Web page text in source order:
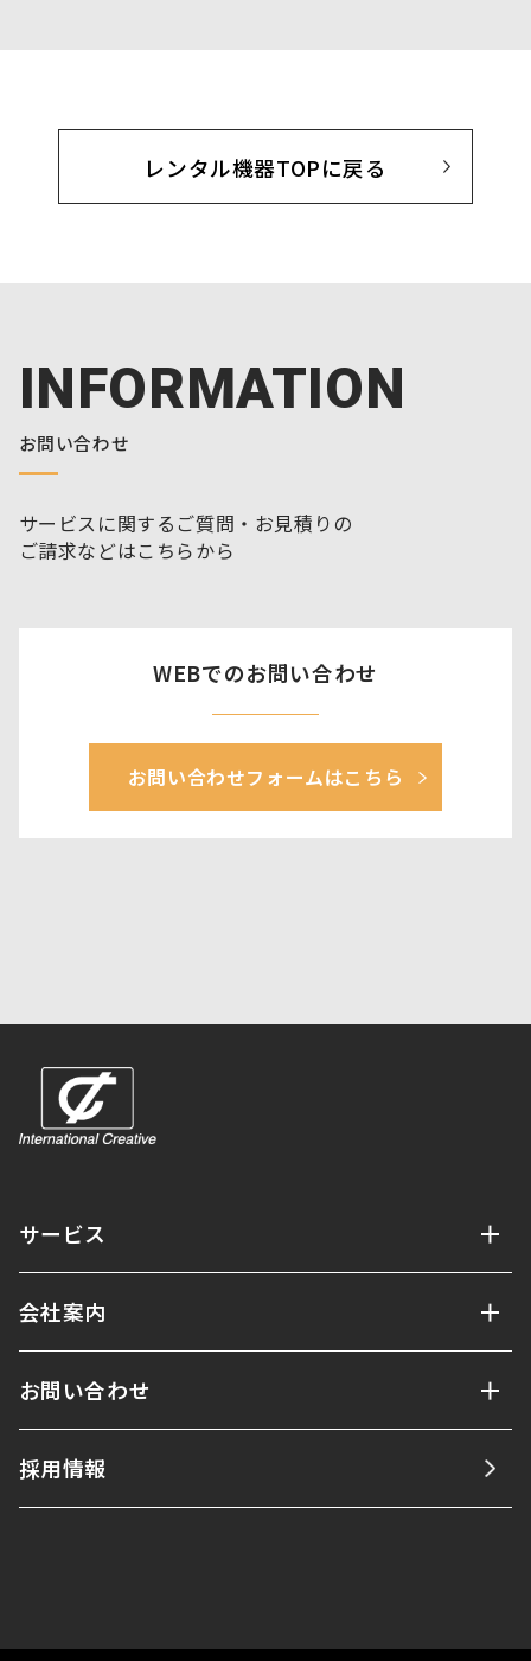
レンタル機器TOPに戻る
INFORMATION
お問い合わせ
サービスに関するご質問・お見積りの
ご請求などはこちらから
WEBでのお問い合わせ
お問い合わせフォームはこちら
サービス
会社案内
お問い合わせ
採用情報